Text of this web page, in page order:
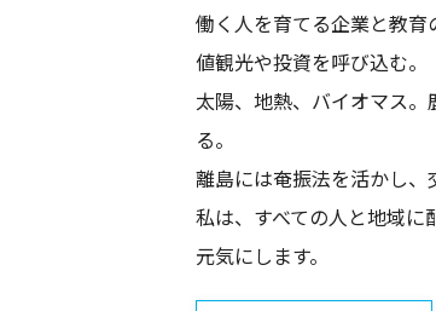
働く人を育てる企業と教
値観光や投資を呼び込む。
太陽、地熱、バイオマス
る。
離島には奄振法を活かし、
私は、すべての人と地域
元気にします。